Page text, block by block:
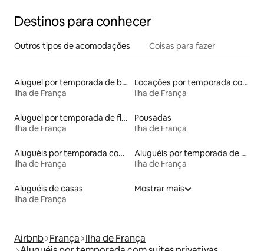
Destinos para conhecer
Outros tipos de acomodações Coisas para fazer
Aluguel por temporada de barcos
Ilha de França
Locações por temporada com piscina
Ilha de França
Aluguel por temporada de flats
Ilha de França
Pousadas
Ilha de França
Aluguéis por temporada com caiaque
Ilha de França
Aluguéis por temporada de acomodações de luxo
Ilha de França
Aluguéis de casas
Ilha de França
Mostrar mais
Airbnb França Ilha de França